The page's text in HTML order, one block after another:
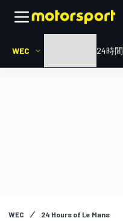
WEC ル・マン24時間
WEC 24 Hours of Le Mans